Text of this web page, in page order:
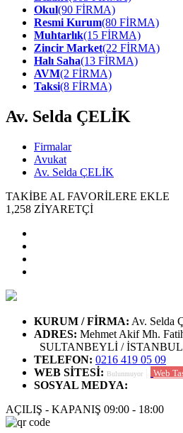
Okul(90 FİRMA)
Resmi Kurum(80 FİRMA)
Muhtarlık(15 FİRMA)
Zincir Market(22 FİRMA)
Halı Saha(13 FİRMA)
AVM(2 FİRMA)
Taksi(8 FİRMA)
Av. Selda ÇELİK
Firmalar
Avukat
Av. Selda ÇELİK
TAKİBE AL FAVORİLERE EKLE
1,258 ZİYARETÇİ
KURUM / FİRMA: Av. Selda
ADRES: Mehmet Akif Mh.
SULTANBEYLİ / İSTANBUL
TELEFON: 0216 419 05 09
WEB SİTESİ: Bulunmuyor Web
SOSYAL MEDYA:
AÇILIŞ - KAPANIŞ 09:00 - 18:00